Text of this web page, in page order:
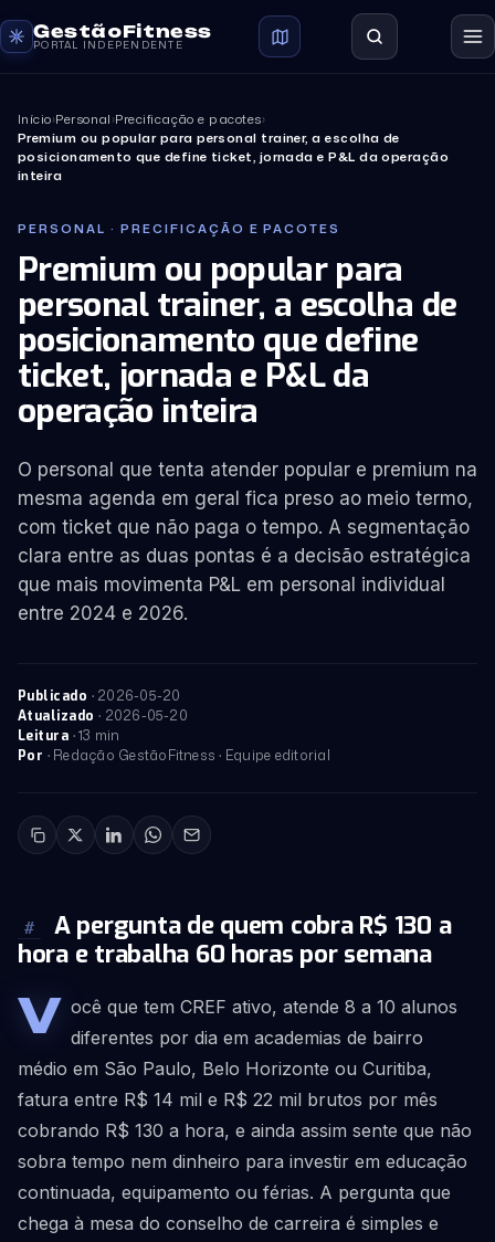
GestãoFitness
PORTAL INDEPENDENTE
Início›Personal›Precificação e pacotes›
Premium ou popular para personal trainer, a escolha de
posicionamento que define ticket, jornada e P&L da operação
inteira
PERSONAL · PRECIFICAÇÃO E PACOTES
Premium ou popular para
personal trainer, a escolha de
posicionamento que define
ticket, jornada e P&L da
operação inteira
O personal que tenta atender popular e premium na
mesma agenda em geral fica preso ao meio termo,
com ticket que não paga o tempo. A segmentação
clara entre as duas pontas é a decisão estratégica
que mais movimenta P&L em personal individual
entre 2024 e 2026.
Publicado · 2026-05-20
Atualizado · 2026-05-20
Leitura · 13 min
Por · Redação GestãoFitness · Equipe editorial
#
A pergunta de quem cobra R$ 130 a
hora e trabalha 60 horas por semana
V ocê que tem CREF ativo, atende 8 a 10 alunos
diferentes por dia em academias de bairro
médio em São Paulo, Belo Horizonte ou Curitiba,
fatura entre R$ 14 mil e R$ 22 mil brutos por mês
cobrando R$ 130 a hora, e ainda assim sente que não
sobra tempo nem dinheiro para investir em educação
continuada, equipamento ou férias. A pergunta que
chega à mesa do conselho de carreira é simples e